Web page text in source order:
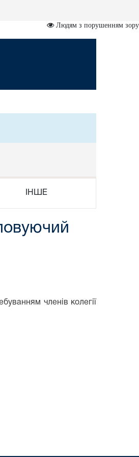
Людям з порушенням зору
ІНШЕ
членів колегії